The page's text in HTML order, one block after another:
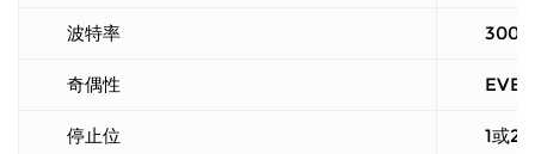
波特率 300/
奇偶性
停止位 1或2